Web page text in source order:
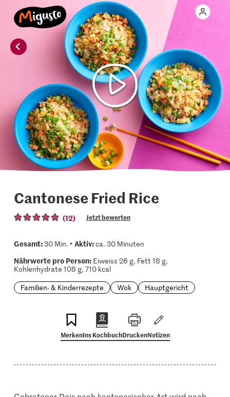
Cantonese Fried Rice
(12) Jetzt bewerten
Gesamt:30 Min. • Aktiv:ca. 30 Minuten
Nährwerte pro Person:Eiweiss 26 g, Fett 18 g,
Kohlenhydrate 108 g, 710 kcal
Familien- & Kinderrezepte
Wok Hauptgericht
MerkenIns KochbuchDruckenNotizen